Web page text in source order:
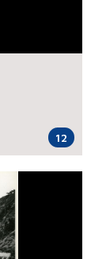
12